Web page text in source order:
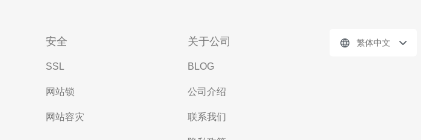
安全
SSL
网站锁
网站容灾
关于公司
BLOG
公司介绍
联系我们
繁体中文